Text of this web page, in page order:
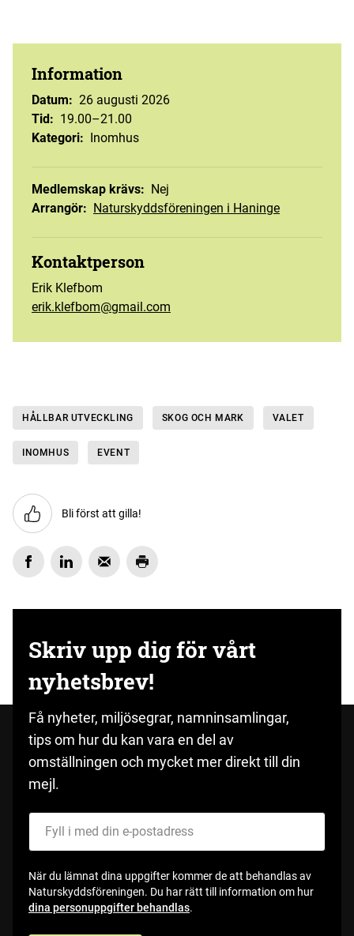
Information
Datum: 26 augusti 2026
Tid: 19.00–21.00
Kategori: Inomhus
Medlemskap krävs: Nej
Arrangör: Naturskyddsföreningen i Haninge
Kontaktperson
Erik Klefbom
erik.klefbom@gmail.com
HÅLLBAR UTVECKLING SKOG OCH MARK VALET
INOMHUS EVENT
Bli först att gilla!
Skriv upp dig för vårt
nyhetsbrev!
Få nyheter, miljösegrar, namninsamlingar,
tips om hur du kan vara en del av
omställningen och mycket mer direkt till din
mejl.
När du lämnat dina uppgifter kommer de att behandlas av
Naturskyddsföreningen. Du har rätt till information om hur
dina personuppgifter behandlas.